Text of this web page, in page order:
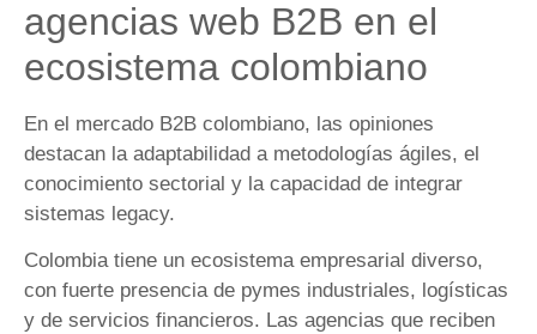
agencias web B2B en el
ecosistema colombiano
En el mercado B2B colombiano, las opiniones
destacan la adaptabilidad a metodologías ágiles, el
conocimiento sectorial y la capacidad de integrar
sistemas legacy.
Colombia tiene un ecosistema empresarial diverso,
con fuerte presencia de pymes industriales, logísticas
y de servicios financieros. Las agencias que reciben